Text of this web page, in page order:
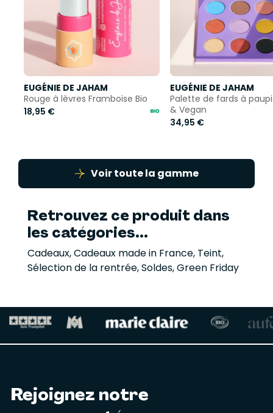
EUGÉNIE DE JAHAM
Rouge à lèvres Framboise Bio
18,95 €
EUGÉNIE DE JAHAM
Palette de fards à
& Vegan
34,95 €
Voir toute la gamme
Retrouvez ce produit dans
les catégories...
Cadeaux,Cadeaux made in France, Teint,
Sélection de la rentrée,Soldes,Green Friday
Rejoignez notre